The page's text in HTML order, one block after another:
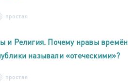
простая
и Религия. Почему нравы времён
называли «отеческими»?
простая